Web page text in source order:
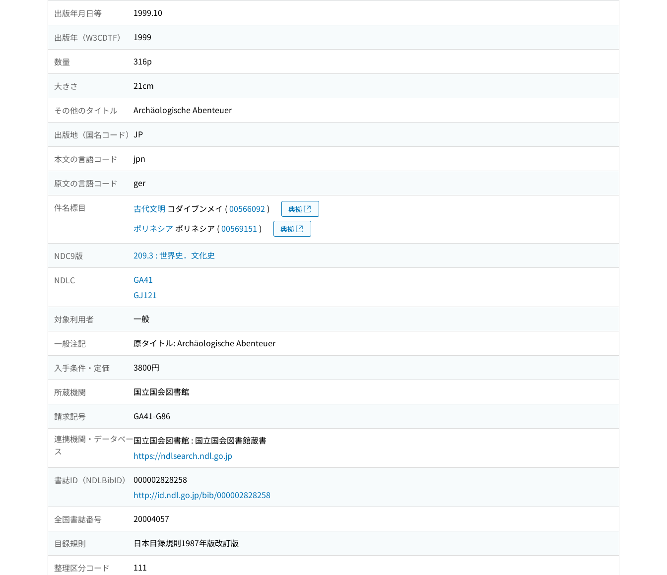
出版年月日等 1999.10
出版年（W3CDTF） 1999
数量 316p
大きさ 21cm
その他のタイトル Archäologische Abenteuer
出版地（国名コード） JP
本文の言語コード jpn
原文の言語コード ger
件名標目 古代文明 コダイブンメイ (00566092 ) 典拠
ポリネシア ポリネシア (00569151 ) 典拠
NDC9版 209.3 : 世界史．文化史
NDLC
GA41
GJ121
対象利用者 一般
一般注記 原タイトル: Archäologische Abenteuer
入手条件・定価 3800円
所蔵機関 国立国会図書館
請求記号
GA41-G86
連携機関・データベー
ス
国立国会図書館 : 国立国会図書館蔵書
https://ndlsearch.ndl.go.jp
書誌ID（NDLBibID）
000002828258
http://id.ndl.go.jp/bib/000002828258
全国書誌番号 20004057
目録規則 日本目録規則1987年版改訂版
整理区分コード 111